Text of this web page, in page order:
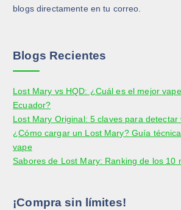
blogs directamente en tu correo.
Blogs Recientes
Lost Mary vs HQD: ¿Cuál es el mejor
Ecuador?
Lost Mary Original: 5 claves para detectar
¿Cómo cargar un Lost Mary? Guía
vape
Sabores de Lost Mary: Ranking de los 10
¡Compra sin límites!